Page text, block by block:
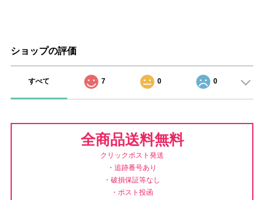
ショップの評価
すべて 7 0 0
全商品送料無料
クリックポスト発送
・追跡番号あり
・破損保証等なし
・ポスト投函